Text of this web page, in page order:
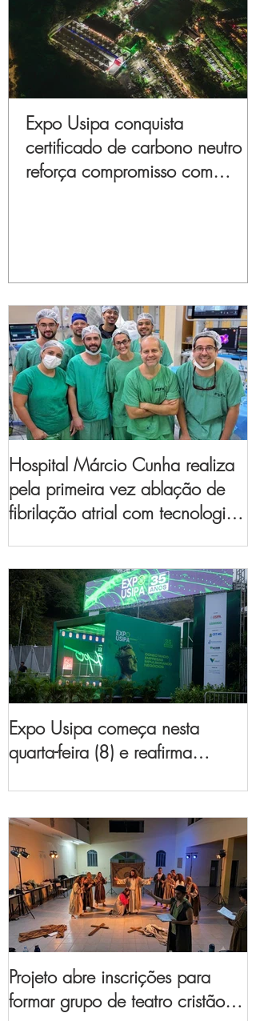
Expo Usipa conquista
certificado de carbono neutro e
reforça compromisso com
Hospital Márcio Cunha realiza
pela primeira vez ablação de
fibrilação atrial com tecnologia
Expo Usipa começa nesta
quarta-feira (8) e reafirma
prestação de serviços de Minas
Gerais
Projeto abre inscrições para
formar grupo de teatro cristão